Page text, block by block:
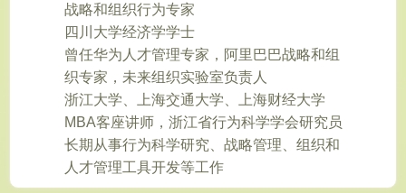
战略和组织行为专家
四川大学经济学学士
曾任华为人才管理专家，阿里巴巴战略和组
织专家，未来组织实验室负责人
浙江大学、上海交通大学、上海财经大学
MBA客座讲师，浙江省行为科学学会研究员
长期从事行为科学研究、战略管理、组织和
人才管理工具开发等工作